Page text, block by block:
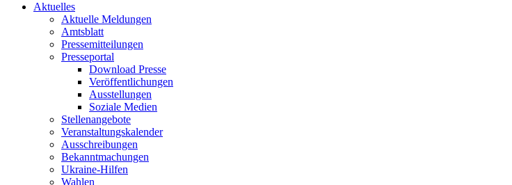
Aktuelles
Aktuelle Meldungen
Amtsblatt
Pressemitteilungen
Presseportal
Download Presse
Veröffentlichungen
Ausstellungen
Soziale Medien
Stellenangebote
Veranstaltungskalender
Ausschreibungen
Bekanntmachungen
Ukraine-Hilfen
Wahlen